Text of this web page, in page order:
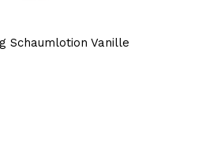
Schaumlotion Vanille